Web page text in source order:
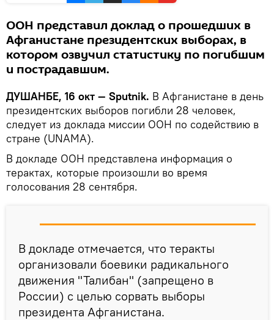
ООН представил доклад о прошедших в
Афганистане президентских выборах, в
котором озвучил статистику по погибшим
и пострадавшим.
ДУШАНБЕ, 16 окт — Sputnik. В Афганистане в день
президентских выборов погибли 28 человек,
следует из доклада миссии ООН по содействию в
стране (UNAMA).
В докладе ООН представлена информация о
терактах, которые произошли во время
голосования 28 сентября.
В докладе отмечается, что теракты
организовали боевики радикального
движения "Талибан" (запрещено в
России) с целью сорвать выборы
президента Афганистана.